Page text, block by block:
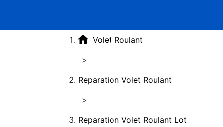
Volet Roulant
>
Reparation Volet Roulant
>
Reparation Volet Roulant Lot